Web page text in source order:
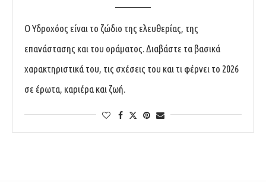
Ο Υδροχόος είναι το ζώδιο της ελευθερίας, της
επανάστασης και του οράματος. Διαβάστε τα βασικά
χαρακτηριστικά του, τις σχέσεις του και τι φέρνει το 2026
σε έρωτα, καριέρα και ζωή.